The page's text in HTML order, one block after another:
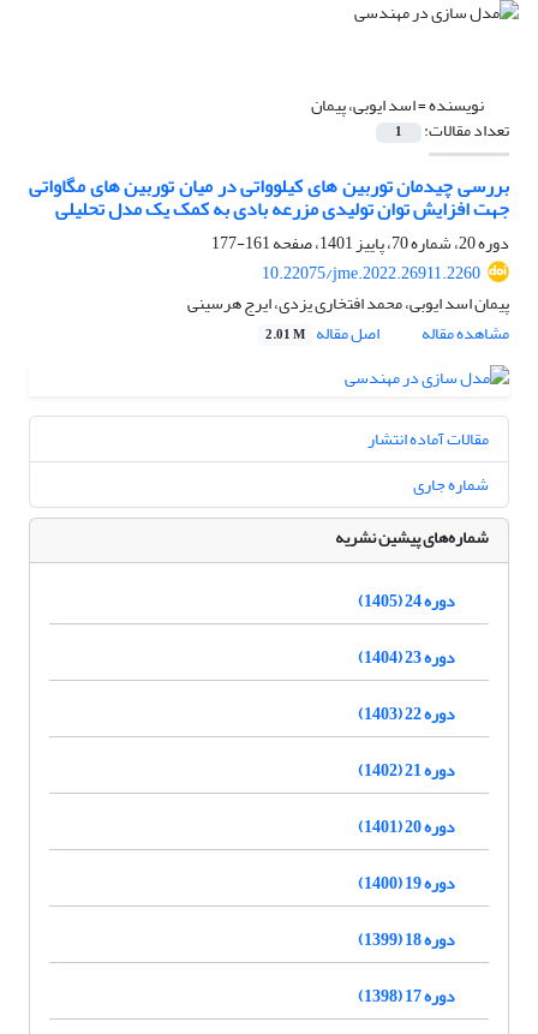
نویسنده =اسد ایوبی، پیمان
تعداد مقالات: 1
بررسی چیدمان توربین های کیلوواتی در میان توربین های مگاواتی
جهت افزایش توان تولیدی مزرعه بادی به کمک یک مدل تحلیلی
دوره 20، شماره 70، پاییز 1401، صفحه
161-177
10.22075/jme.2022.26911.2260
پیمان اسد ایوبی، محمد افتخاری یزدی، ایرج هرسینی
مشاهده مقاله
اصل مقاله 2.01 M
مقالات آماده انتشار
شماره جاری
شماره‌های پیشین نشریه
دوره 24 (1405)
دوره 23 (1404)
دوره 22 (1403)
دوره 21 (1402)
دوره 20 (1401)
دوره 19 (1400)
دوره 18 (1399)
دوره 17 (1398)